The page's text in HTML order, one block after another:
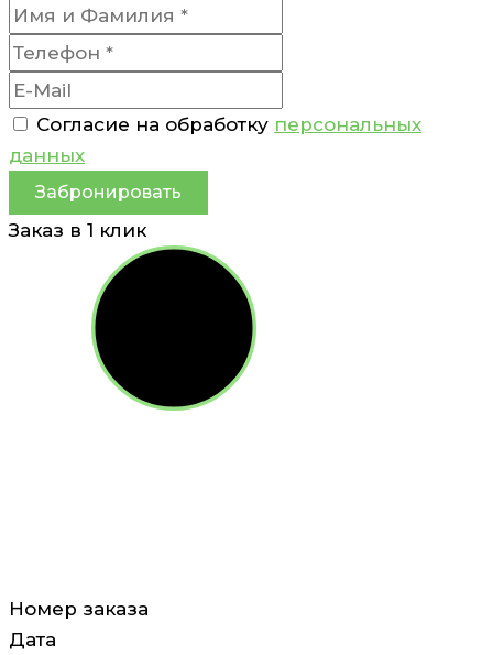
Согласие на обработку персональных
данных
Забронировать
Заказ в 1 клик
Номер заказа
Дата